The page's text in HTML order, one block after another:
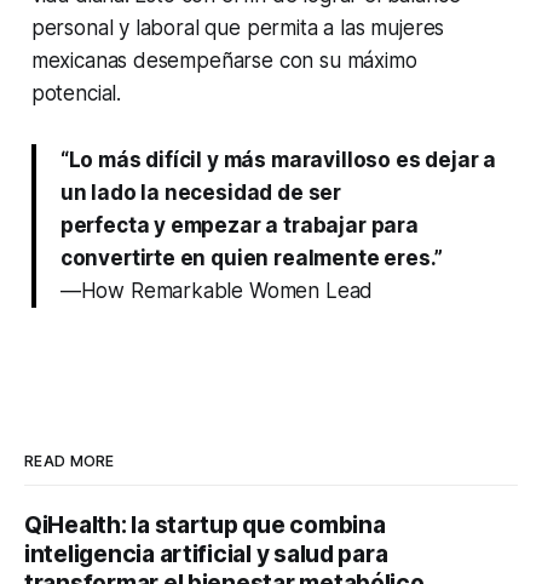
personal y laboral que permita a las mujeres
mexicanas desempeñarse con su máximo
potencial.
“Lo más difícil y más maravilloso es dejar a
un lado la necesidad de ser
perfecta y empezar a trabajar para
convertirte en quien realmente eres.”
—How Remarkable Women Lead
READ MORE
QiHealth: la startup que combina
inteligencia artificial y salud para